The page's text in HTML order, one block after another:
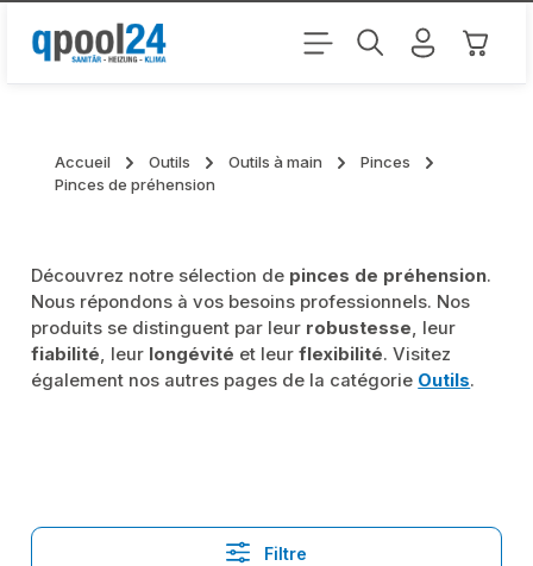
Passer au contenu principal Le
Accueil Outils Outils à main
Pinces
Pinces de préhension
Découvrez notre sélection de pinces de préhension.
Nous répondons à vos besoins professionnels. Nos
produits se distinguent par leur robustesse, leur
fiabilité, leur longévité et leurflexibilité. Visitez
également nos autres pages de la catégorie Outils.
Filtre